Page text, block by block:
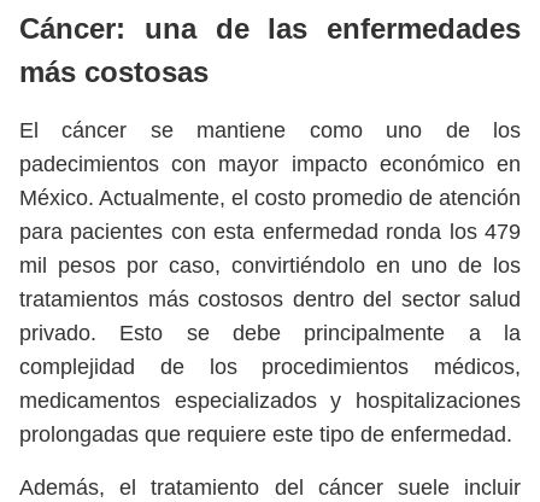
Cáncer: una de las enfermedades
más costosas
El cáncer se mantiene como uno de los
padecimientos con mayor impacto económico en
México. Actualmente, el costo promedio de atención
para pacientes con esta enfermedad ronda los 479
mil pesos por caso, convirtiéndolo en uno de los
tratamientos más costosos dentro del sector salud
privado. Esto se debe principalmente a la
complejidad de los procedimientos médicos,
medicamentos especializados y hospitalizaciones
prolongadas que requiere este tipo de enfermedad.
Además, el tratamiento del cáncer suele incluir